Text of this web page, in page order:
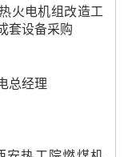
火电机组改造工
套设备采购
总经理